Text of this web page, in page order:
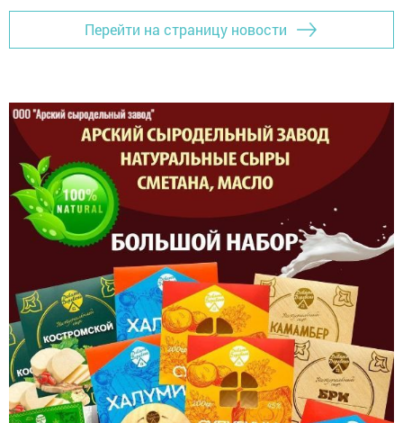
Перейти на страницу новости